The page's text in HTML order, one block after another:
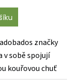
značky
v sobě spojují
kouřovou chuť